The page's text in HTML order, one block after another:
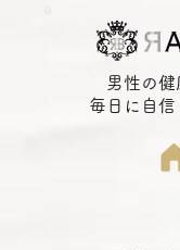
男性の
毎日に自信